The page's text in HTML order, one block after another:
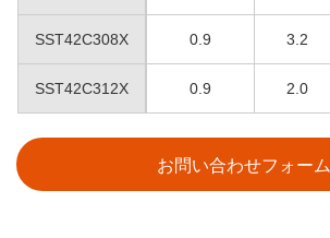
SST42C308X 0.9 3.2
SST42C312X 0.9 2.0
お問い合わせフォーム